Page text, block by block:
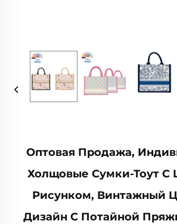
Оптовая Продажа,
Холщовые Сумки-Тоут С
Рисунком, Винтажный
Дизайн С Потайной